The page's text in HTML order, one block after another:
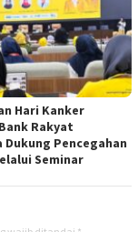
Hari Kanker
Rakyat
Dukung Pencegahan
Seminar